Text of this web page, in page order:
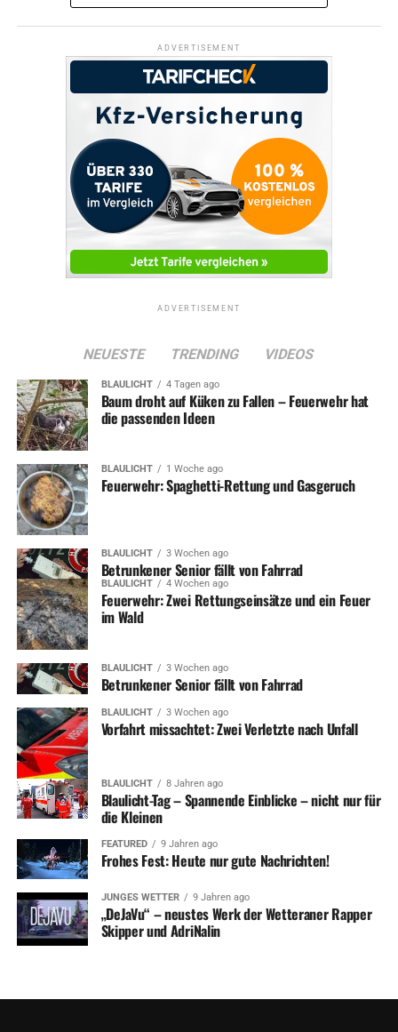
ADVERTISEMENT
ADVERTISEMENT
NEUESTE TRENDING VIDEOS
BLAULICHT 4 Tagen ago
Baum droht auf Küken zu Fallen – Feuerwehr hat
die passenden Ideen
BLAULICHT 1 Woche ago
Feuerwehr: Spaghetti-Rettung und Gasgeruch
BLAULICHT 3 Wochen ago
Betrunkener Senior fällt von Fahrrad
BLAULICHT 4 Wochen ago
Feuerwehr: Zwei Rettungseinsätze und ein Feuer
im Wald
BLAULICHT 3 Wochen ago
Betrunkener Senior fällt von Fahrrad
BLAULICHT 3 Wochen ago
Vorfahrt missachtet: Zwei Verletzte nach Unfall
BLAULICHT 8 Jahren ago
Blaulicht-Tag – Spannende Einblicke – nicht nur für
die Kleinen
FEATURED 9 Jahren ago
Frohes Fest: Heute nur gute Nachrichten!
JUNGES WETTER 9 Jahren ago
„DeJaVu“ – neustes Werk der Wetteraner Rapper
Skipper und AdriNalin